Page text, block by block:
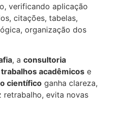
verificando aplicação
citações, tabelas,
organização dos
, a consultoria
acadêmicos e
científico ganha clareza,
retrabalho, evita novas